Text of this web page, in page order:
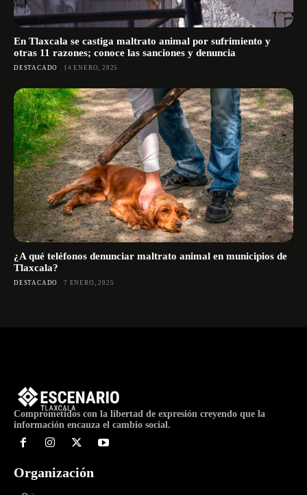
En Tlaxcala se castiga maltrato animal por sufrimiento y
otras 11 razones; conoce las sanciones y denuncia
DESTACADO 14 ENERO, 2025
¿A qué teléfonos denunciar maltrato animal en municipios de
Tlaxcala?
DESTACADO 7 ENERO, 2025
Comprometidos con la libertad de expresión creyendo que la
información encauza el cambio social.
Organización